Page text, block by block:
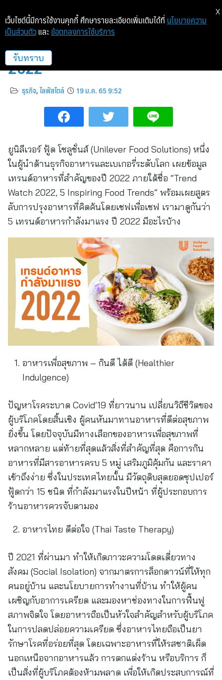
5 เทรนด์อาหารกำลังมาแรงปี
2022
ธุรกิจ,ไลฟ์สไตล์ 19 ม.ค. 65 9:52
ยูนิลีเวอร์ ฟู้ด โซลูชั่นส์ (Unilever Food Solutions) หนึ่ง
ในผู้นำด้านธุรกิจอาหารและเบเกอรี่ระดับโลก เผยข้อมูล
เทรนด์อาหารที่สำคัญของปี 2022 ภายใต้ชื่อ “Trend
Watch 2022, 5 Inspiring Food Trends” พร้อมเผยสูตร
ลับการปรุงอาหารที่คิดค้นโดยเชฟเพื่อเชฟ เรามาดูกันว่า
5 เทรนด์อาหารกำลังมาแรง ปี 2022 มีอะไรบ้าง
อาหารเพื่อสุขภาพ – กินดี ได้ดี (Healthier
Indulgence)
ปัญหาโรคระบาด Covid’19 ที่ยาวนาน เปลี่ยนวิถีชีวิตของ
ผู้บริโภคโดยสิ้นเชิง ผู้คนหันมาทานอาหารที่ดีต่อสุขภาพ
ยิ่งขึ้น โดยปัจจุบันมีทางเลือกของอาหารเพื่อสุขภาพที่
หลากหลาย แต่ท้ายที่สุดแล้วสิ่งที่สำคัญที่สุด คือการกิน
อาหารที่มีสารอาหารครบ 5 หมู่ เสริมภูมิคุ้มกัน และราคา
เข้าถึงง่าย ซึ่งในประเทศไทยนั้น มีวัตถุดิบสุดยอดซุปเปอร์
ฟู้ดกว่า 15 ชนิด ที่กำลังมาแรงในปีหน้า ที่ผู้ประกอบการ
ร้านอาหารควรจับตามอง
อาหารไทย ดีต่อใจ (Thai Taste Therapy)
ปี 2021 ที่ผ่านมา ทำให้เกิดภาวะความโดดเดี่ยวทาง
สังคม (Social Isolation) จากมาตรการล็อกดาวน์ที่ให้ทุก
คนอยู่บ้าน และนโยบายการทำงานที่บ้าน ทำให้ผู้คน
เผชิญกับอาการเครียด และมองหาช่องทางในการฟื้นฟู
สภาพจิตใจ โดยอาหารถือเป็นหัวใจสำคัญสำหรับผู้บริโภค
ในการปลดปล่อยความเครียด ซึ่งอาหารไทยถือเป็นยา
รักษาโรคที่อร่อยที่สุด โดยเฉพาะอาหารที่ให้รสชาติเผ็ด
นอกเหนือจากอาหารแล้ว การตกแต่งร้าน หรือบริการ ก็
เป็นสิ่งที่ผู้บริโภคต้องห้ามพลาด เพื่อให้เกิดประสบการณ์ที่
เว็บไซต์นี้มีการใช้งานคุกกี้ ศึกษารายละเอียดเพิ่มเติมได้ที่ นโยบายความ
เป็นส่วนตัว และ ข้อตกลงการใช้บริการ
รับทราบ
X